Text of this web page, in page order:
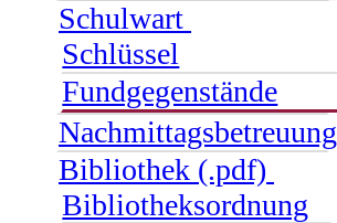
Schulwart
Schlüssel
Fundgegenstände
Nachmittagsbetreuung
Bibliothek (.pdf)
Bibliotheksordnung